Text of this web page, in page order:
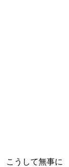
こうして無事に